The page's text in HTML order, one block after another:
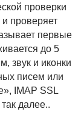
проверки
проверяет
первые
до 5
звук и иконки
писем или
IMAP SSL
далее..